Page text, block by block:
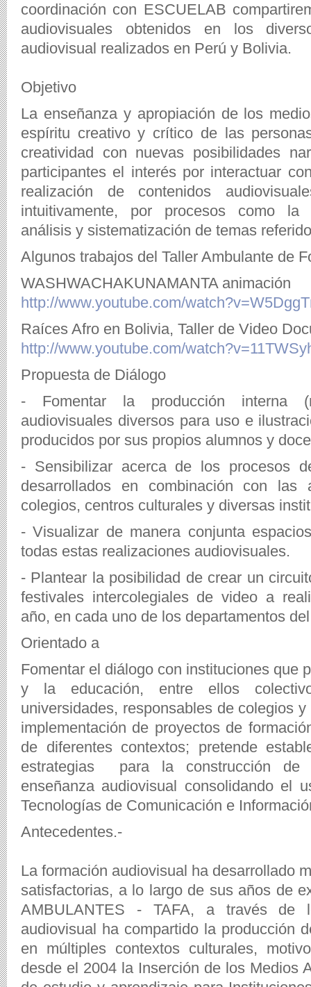
coordinación con ESCUELAB
audiovisuales obtenidos en los
audiovisual realizados en Perú y Bolivia.
Objetivo
La enseñanza y apropiación de los
espíritu creativo y crítico de las
creatividad con nuevas posibilidades
participantes el interés por interactuar
realización de contenidos
intuitivamente, por procesos como la
análisis y sistematización de temas
Algunos trabajos del Taller Ambulante de
WASHWACHAKUNAMANTA animación
http://www.youtube.com/
Raíces Afro en Bolivia, Taller de Video
http://www.youtube.com/
Propuesta de Diálogo
- Fomentar la producción interna
audiovisuales diversos para uso e
producidos por sus propios alumnos y
- Sensibilizar acerca de los procesos
desarrollados en combinación con las
colegios, centros culturales y diversas
- Visualizar de manera conjunta
todas estas realizaciones audiovisuales.
- Plantear la posibilidad de crear un
festivales intercolegiales de video a
año, en cada uno de los departamentos
Orientado a
Fomentar el diálogo con instituciones que
y la educación, entre ellos
universidades, responsables de colegios
implementación de proyectos de
de diferentes contextos; pretende
estrategias para la construcción de
enseñanza audiovisual consolidando el
Tecnologías de Comunicación e
Antecedentes.-
La formación audiovisual ha desarrollado
satisfactorias, a lo largo de sus años de
AMBULANTES - TAFA, a través de
audiovisual ha compartido la producción
en múltiples contextos culturales,
desde el 2004 la Inserción de los Medios